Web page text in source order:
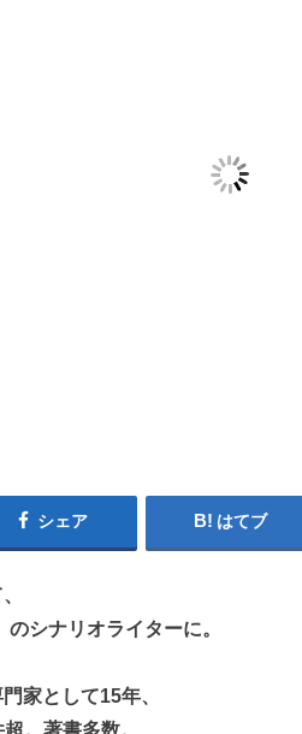
シェア はてブ
シナリオライターに。
家として15年、
。著書多数。